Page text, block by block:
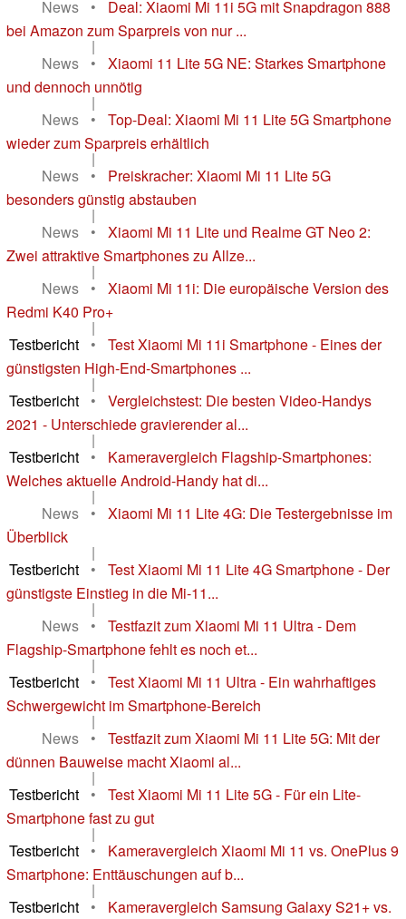
News •
Deal: Xiaomi Mi 11i 5G mit Snapdragon 888
bei Amazon zum Sparpreis von nur ...
|
News
•
Xiaomi 11 Lite 5G NE: Starkes Smartphone
und dennoch unnötig
|
News
•
Top-Deal: Xiaomi Mi 11 Lite 5G Smartphone
wieder zum Sparpreis erhältlich
|
News
•
Preiskracher: Xiaomi Mi 11 Lite 5G
besonders günstig abstauben
|
News
•
Xiaomi Mi 11 Lite und Realme GT Neo 2:
Zwei attraktive Smartphones zu Allze...
|
News
•
Xiaomi Mi 11i: Die europäische Version des
Redmi K40 Pro+
|
Testbericht
•
Test Xiaomi Mi 11i Smartphone - Eines der
günstigsten High-End-Smartphones ...
|
Testbericht
•
Vergleichstest: Die besten Video-Handys
2021 - Unterschiede gravierender al...
|
Testbericht
•
Kameravergleich Flagship-Smartphones:
Welches aktuelle Android-Handy hat di...
|
News
•
Xiaomi Mi 11 Lite 4G: Die Testergebnisse im
Überblick
|
Testbericht
•
Test Xiaomi Mi 11 Lite 4G Smartphone - Der
günstigste Einstieg in die Mi-11...
|
News
•
Testfazit zum Xiaomi Mi 11 Ultra - Dem
Flagship-Smartphone fehlt es noch et...
|
Testbericht
•
Test Xiaomi Mi 11 Ultra - Ein wahrhaftiges
Schwergewicht im Smartphone-Bereich
|
News
•
Testfazit zum Xiaomi Mi 11 Lite 5G: Mit der
dünnen Bauweise macht Xiaomi al...
|
Testbericht
•
Test Xiaomi Mi 11 Lite 5G - Für ein Lite-
Smartphone fast zu gut
|
Testbericht
•
Kameravergleich Xiaomi Mi 11 vs. OnePlus 9
Smartphone: Enttäuschungen auf b...
|
Testbericht
•
Kameravergleich Samsung Galaxy S21+ vs.